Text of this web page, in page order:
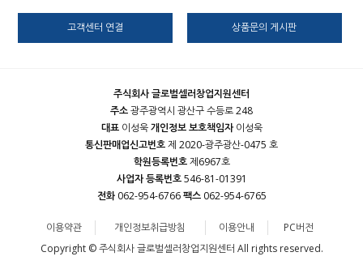
고객센터 연결 상품문의 게시판
주식회사 글로벌셀러창업지원센터
주소광주광역시 광산구 수등로 248
대표이성욱개인정보 보호책임자이성욱
통신판매업신고번호제 2020-광주광산-0475 호
학원등록번호제6967호
사업자 등록번호546-81-01391
전화062-954-6766팩스062-954-6765
이용약관 개인정보취급방침 이용안내
PC버전
Copyright © 주식회사 글로벌셀러창업지원센터 All rights reserved.